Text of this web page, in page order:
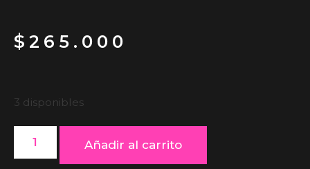
$ 265.000
3 disponibles
Añadir al carrito